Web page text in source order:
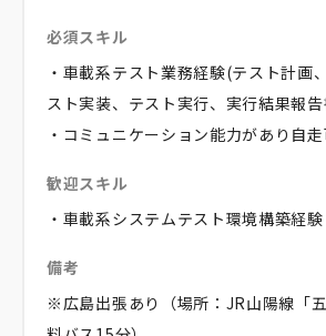
必須スキル
・車載系テスト業務経験(テスト計画
スト実装、テスト実行、実行結果報
・コミュニケーション能力があり自
歓迎スキル
・車載系システムテスト環境構築経験
備考
※広島出張あり（場所：JR山陽線「